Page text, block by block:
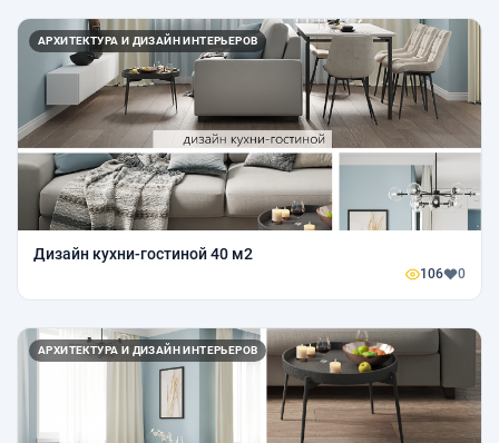
АРХИТЕКТУРА И ДИЗАЙН ИНТЕРЬЕРОВ
Дизайн кухни-гостиной 40 м2
106 0
АРХИТЕКТУРА И ДИЗАЙН ИНТЕРЬЕРОВ